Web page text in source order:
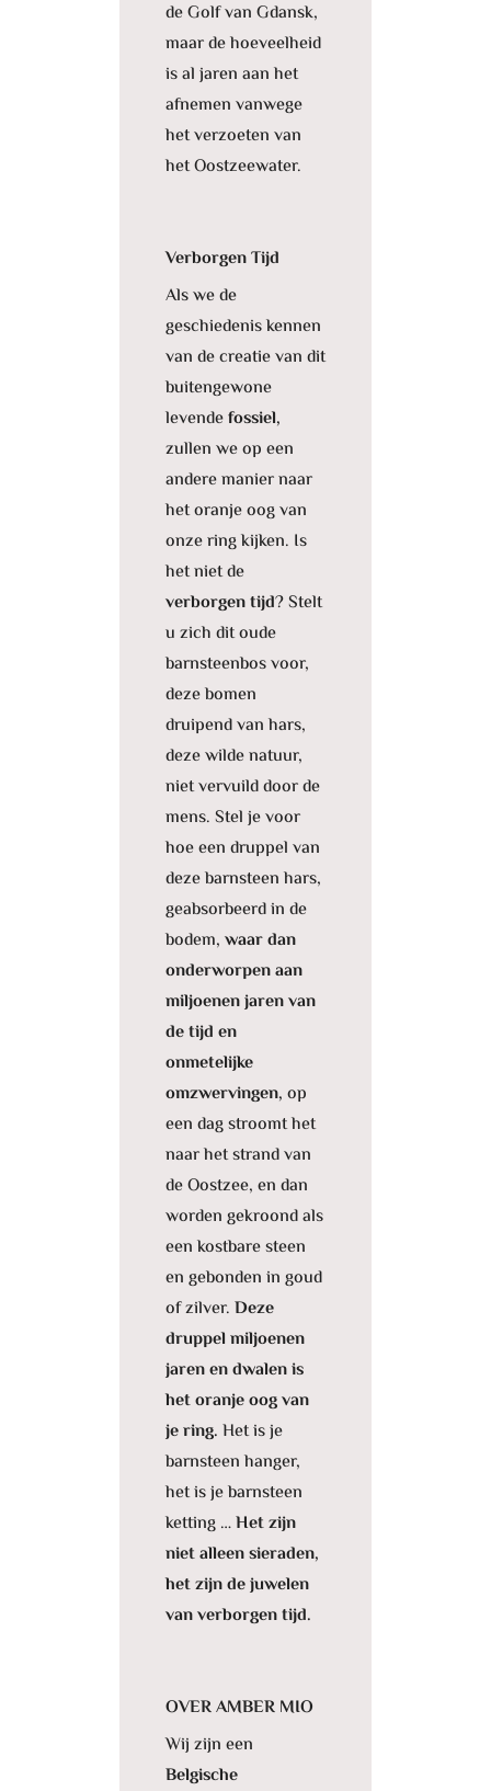
de Golf van Gdansk,
maar de hoeveelheid
is al jaren aan het
afnemen vanwege
het verzoeten van
het Oostzeewater.
Verborgen Tijd
Als we de
geschiedenis kennen
van de creatie van dit
buitengewone
levendefossiel,
zullen we op een
andere manier naar
het oranje oog van
onze ring kijken. Is
het niet de
verborgen tijd? Stelt
u zich dit oude
barnsteenbos voor,
deze bomen
druipend van hars,
deze wilde natuur,
niet vervuild door de
mens. Stel je voor
hoe een druppel van
deze barnsteen hars,
geabsorbeerd in de
bodem, waar dan
onderworpen aan
miljoenen jaren van
de tijd en
onmetelijke
omzwervingen, op
een dag stroomt het
naar het strand van
de Oostzee, en dan
worden gekroond als
een kostbare steen
en gebonden in goud
of zilver. Deze
druppel miljoenen
jaren en dwalen is
het oranje oog van
je ring. Het is je
barnsteen hanger,
het is je barnsteen
ketting …Het zijn
niet alleen sieraden,
het zijn de juwelen
van verborgen tijd.
OVER AMBER MIO
Wij zijn een
Belgische